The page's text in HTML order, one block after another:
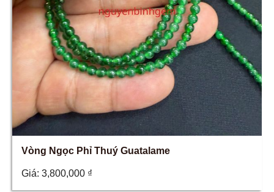
Vòng Ngọc Phỉ Thuý Guatalame
Giá: 3,800,000 ₫